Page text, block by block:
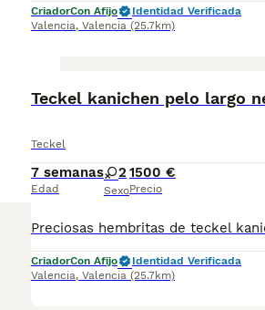
CriadorCon Afijo
Identidad Verificada
Valencia, Valencia (25.7km)
Teckel kanichen pelo largo
Teckel
7 semanas
Edad
2
Sexo
1500 €
Precio
CriadorCon Afijo
Identidad Verificada
Valencia, Valencia (25.7km)